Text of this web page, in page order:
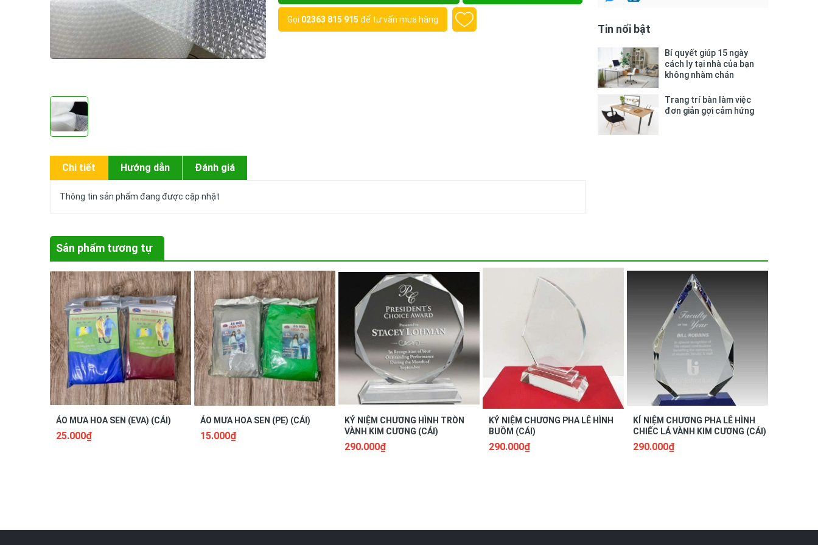
Gọi 02363 815 915 để tư vấn mua hàng
Chi tiết Hướng dẫn Đánh giá
Thông tin sản phẩm đang được cập nhật
Tin nổi bật
Bí quyết giúp 15 ngày
cách ly tại nhà của bạn
không nhàm chán
Trang trí bàn làm việc
đơn giản gợi cảm hứng
Sản phẩm tương tự
ÁO MƯA HOA SEN (EVA) (CÁI)
25.000₫
ÁO MƯA HOA SEN (PE) (CÁI)
15.000₫
KỶ NIỆM CHƯƠNG HÌNH TRÒN
VÀNH KIM CƯƠNG (CÁI)
290.000₫
KỶ NIỆM CHƯƠNG PHA LÊ HÌNH
BUỒM (CÁI)
290.000₫
KỈ NIỆM CHƯƠNG PHA LÊ HÌNH
CHIẾC LÁ VÀNH KIM CƯƠNG (CÁI)
290.000₫